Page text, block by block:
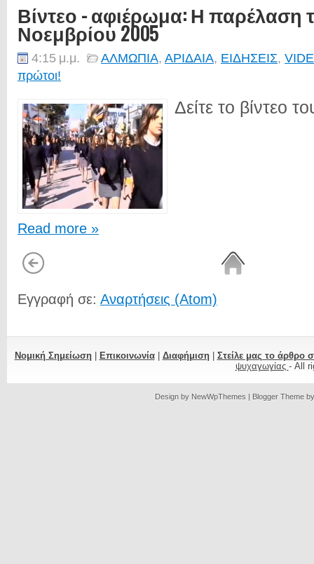
Βίντεο - αφιέρωμα: Η παρέλαση
Νοεμβρίου 2005
4:15 μ.μ. ΑΛΜΩΠΙΑ, ΑΡΙΔΑΙΑ, ΕΙΔΗΣΕΙΣ,
πρώτοι!
Δείτε το βίντεο
Read more »
Εγγραφή σε: Αναρτήσεις (Atom)
Νομική Σημείωση| Επικοινωνία| Διαφήμιση| Στείλε μας το άρθρο
ψυχαγωγίας - All
Design by NewWpThemes | Blogger Theme